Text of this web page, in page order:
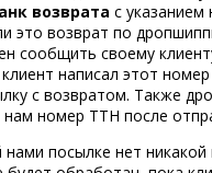
возврата с указанием
это возврат по
сообщить своему
написал этот
с возвратом. Также
номер ТТН после
нами посылке нет